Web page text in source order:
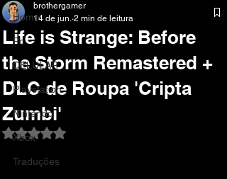
Home
Pc
CELULAR
Playstation
Nintendo
Xbox
Traduções
Life is Strange: Before
the Storm Remastered +
DLC de Roupa 'Cripta
Zumbi'
brothergamer
14 de jun. 2 min de leitura
Avaliado com NaN de 5 estrelas.